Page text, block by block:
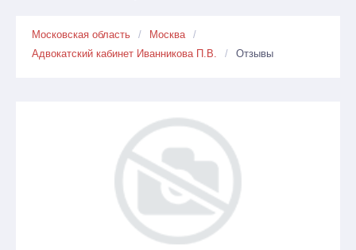
Московская область
Москва
Адвокатский кабинет Иванникова П.В.
Отзывы